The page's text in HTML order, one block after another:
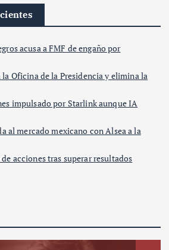
acusa a FMF de engaño por
Oficina de la Presidencia y elimina la
impulsado por Starlink aunque IA
al mercado mexicano con Alsea a la
acciones tras superar resultados